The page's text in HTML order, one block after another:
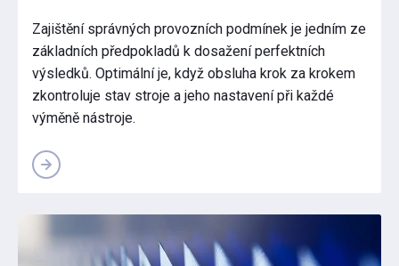
Zajištění správných provozních podmínek je jedním ze
základních předpokladů k dosažení perfektních
výsledků. Optimální je, když obsluha krok za krokem
zkontroluje stav stroje a jeho nastavení při každé
výměně nástroje.